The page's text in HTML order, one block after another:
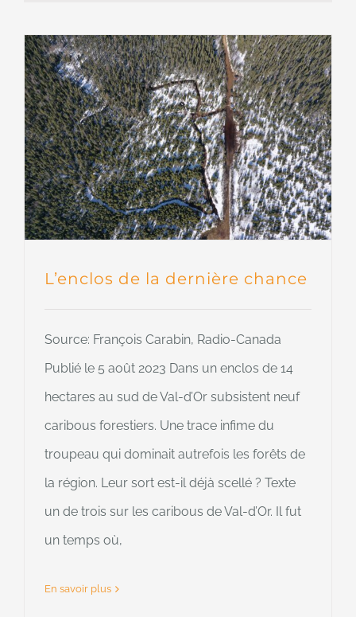
L’enclos de la dernière chance
Source: François Carabin, Radio-Canada
Publié le 5 août 2023 Dans un enclos de 14
hectares au sud de Val-d’Or subsistent neuf
caribous forestiers. Une trace infime du
troupeau qui dominait autrefois les forêts de
la région. Leur sort est-il déjà scellé ? Texte
un de trois sur les caribous de Val-d’Or. Il fut
un temps où,
En savoir plus